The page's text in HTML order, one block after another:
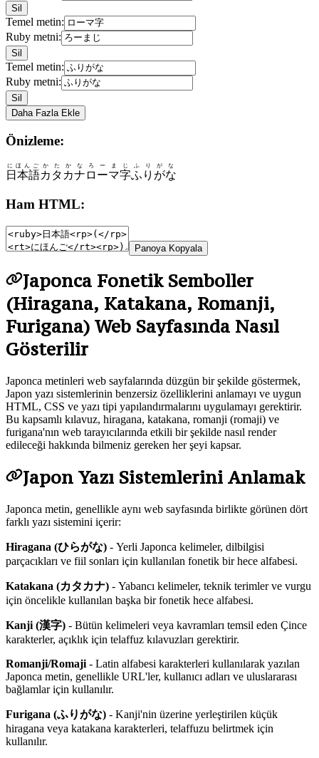
Sil
Temel metin:
Ruby metni:
Sil
Temel metin:
Ruby metni:
Sil
Daha Fazla Ekle
Önizleme:
日本語
にほんご
カタカナ
かたかな
ローマ字
ろーまじ
ふりがな
ふりがな
Ham HTML:
Panoya Kopyala
Japonca Fonetik Semboller
(Hiragana, Katakana, Romanji,
Furigana) Web Sayfasında Nasıl
Gösterilir
Japonca metinleri web sayfalarında düzgün bir şekilde göstermek,
Japon yazı sistemlerinin benzersiz özelliklerini anlamayı ve uygun
HTML, CSS ve yazı tipi yapılandırmalarını uygulamayı gerektirir.
Bu kapsamlı kılavuz, hiragana, katakana, romanji (romaji) ve
furigana'nın web tarayıcılarında etkili bir şekilde nasıl render
edileceği hakkında bilmeniz gereken her şeyi kapsar.
Japon Yazı Sistemlerini Anlamak
Japonca metin, genellikle aynı web sayfasında birlikte görünen dört
farklı yazı sistemini içerir:
Hiragana (ひらがな) - Yerli Japonca kelimeler, dilbilgisi
parçacıkları ve fiil sonları için kullanılan fonetik bir hece alfabesi.
Katakana (カタカナ) - Yabancı kelimeler, teknik terimler ve vurgu
için öncelikle kullanılan başka bir fonetik hece alfabesi.
Kanji (漢字) - Bütün kelimeleri veya kavramları temsil eden Çince
karakterler, açıklık için telaffuz kılavuzları gerektirir.
Romanji/Romaji - Latin alfabesi karakterleri kullanılarak yazılan
Japonca metin, genellikle URL'ler, kullanıcı adları ve uluslararası
bağlamlar için kullanılır.
Furigana (ふりがな) - Kanji'nin üzerine yerleştirilen küçük
hiragana veya katakana karakterleri, telaffuzu belirtmek için
kullanılır.